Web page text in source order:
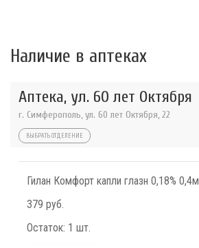
Наличие в аптеках
Аптека, ул. 60 лет Октября
г. Симферополь, ул. 60 лет Октября, 22
ВЫБРАТЬ ОТДЕЛЕНИЕ
Гилан Комфорт капли глазн 0,18%
379 руб.
Остаток: 1 шт.